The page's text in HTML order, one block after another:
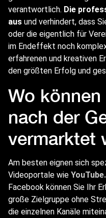
verantwortlich. Die
aus und verhindert, dass
oder die eigentlich für
im Endeffekt noch
erfahrenen und kreativen
den größten Erfolg und
Wo
nach der
vermarktet
Am besten eignen sich
Videoportale wie YouTube.
Facebook können Sie Ihr
große Zielgruppe ohne
die einzelnen Kanäle